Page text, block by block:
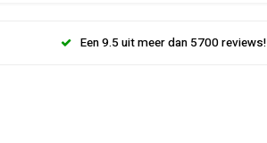
Een 9.5 uit meer dan 5700 reviews!